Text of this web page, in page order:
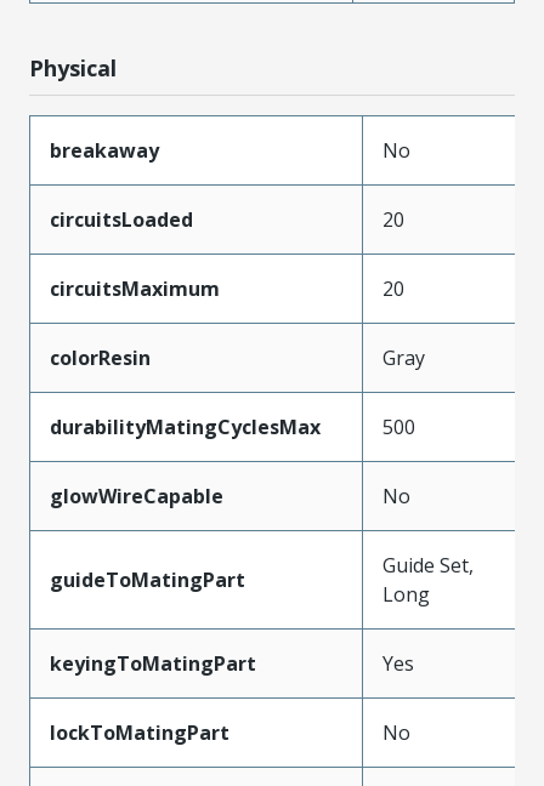
Physical
breakaway No
circuitsLoaded 20
circuitsMaximum 20
colorResin Gray
durabilityMatingCyclesMax 500
glowWireCapable No
guideToMatingPart
Guide Set,
Long
keyingToMatingPart Yes
lockToMatingPart No